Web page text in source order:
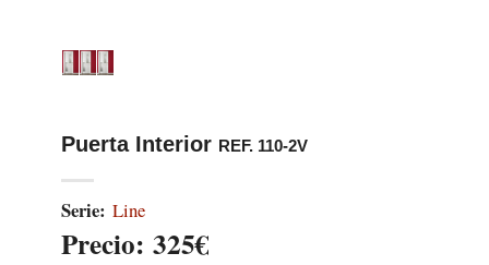
Puerta Interior REF. 110-2V
Serie: Line
Precio: 325€